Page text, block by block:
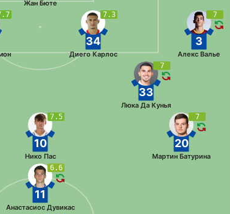
Жан Бюте
7
3
Алекс Валье
7.3
34
Диего Карлос
7
33
Люка Да Кунья
7
20
Мартин Батурина
7.5
10
Нико Пас
6.6
11
Анастасиос Дувикас